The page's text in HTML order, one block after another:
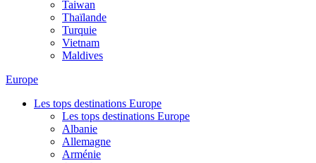
Taiwan
Thaïlande
Turquie
Vietnam
Maldives
Europe
Les tops destinations Europe
Les tops destinations Europe
Albanie
Allemagne
Arménie